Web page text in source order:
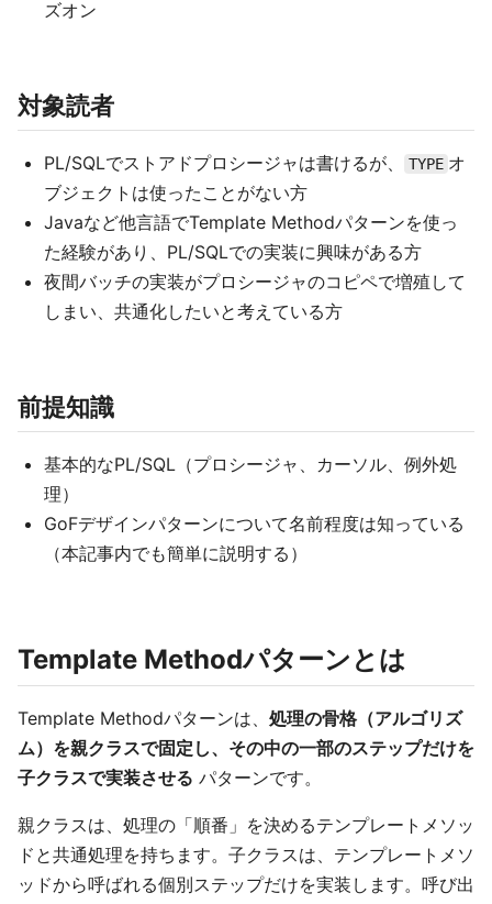
ズオン
対象読者
PL/SQLでストアドプロシージャは書けるが、 TYPE オ
ブジェクトは使ったことがない方
Javaなど他言語でTemplate Methodパターンを使っ
た経験があり、PL/SQLでの実装に興味がある方
夜間バッチの実装がプロシージャのコピペで増殖して
しまい、共通化したいと考えている方
前提知識
基本的なPL/SQL（プロシージャ、カーソル、例外処
理）
GoFデザインパターンについて名前程度は知っている
（本記事内でも簡単に説明する）
Template Methodパターンとは
Template Methodパターンは、 処理の骨格（アルゴリズ
ム）を親クラスで固定し、その中の一部のステップだけを
子クラスで実装させる パターンです。
親クラスは、処理の「順番」を決めるテンプレートメソッ
ドと共通処理を持ちます。子クラスは、テンプレートメソ
ッドから呼ばれる個別ステップだけを実装します。呼び出